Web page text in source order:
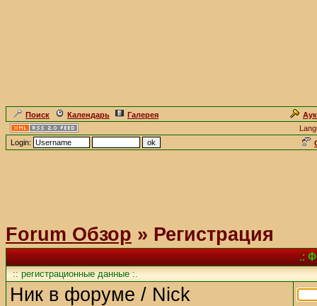
Поиск Календарь Галерея
Login:
Forum Обзор » Регистрация
.:
:: регистрационные данные :.
Ник в форуме / Nick